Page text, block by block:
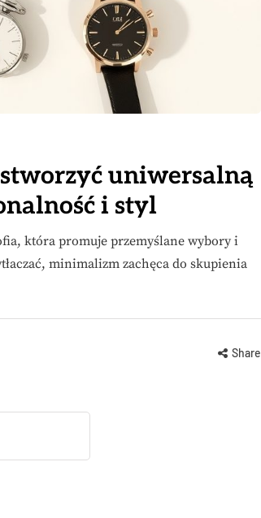
uniwersalną
i styl
która promuje przemyślane wybory i
minimalizm zachęca do skupienia
Share